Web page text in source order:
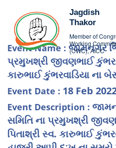
Jagdish
Thakor
Member of
Working
(CWC), AICC
Event Name : જામનગર
પ્રમુખશ્રી જીવણભાઈ
કારુભાઈ કુંભરવાડિયા ના
Event Date : 18 Feb
Event Description :
સમિતિ ના પ્રમુખશ્રી
પિતાશ્રી સ્વ. કારુભાઈ